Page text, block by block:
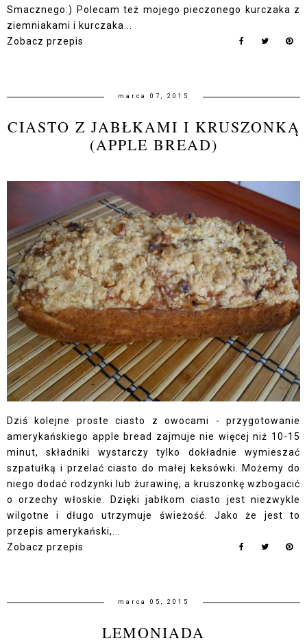
Smacznego:) Polecam też mojego pieczonego kurczaka z
ziemniakami i kurczaka...
Zobacz przepis
marca 07, 2015
CIASTO Z JABŁKAMI I KRUSZONKĄ
(APPLE BREAD)
Dziś kolejne proste ciasto z owocami - przygotowanie
amerykańskiego apple bread zajmuje nie więcej niż 10-15
minut, składniki wystarczy tylko dokładnie wymieszać
szpatułką i przelać ciasto do małej keksówki. Możemy do
niego dodać rodzynki lub żurawinę, a kruszonkę wzbogacić
o orzechy włoskie. Dzięki jabłkom ciasto jest niezwykle
wilgotne i długo utrzymuje świeżość. Jako że jest to
przepis amerykański,...
Zobacz przepis
marca 05, 2015
LEMONIADA